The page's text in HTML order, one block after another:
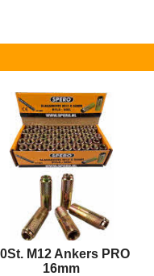
M12 Ankers PRO
16mm